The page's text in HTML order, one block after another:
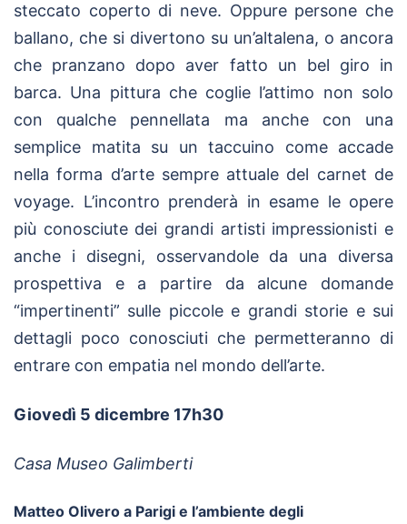
steccato coperto di neve. Oppure persone che
ballano, che si divertono su un’altalena, o ancora
che pranzano dopo aver fatto un bel giro in
barca. Una pittura che coglie l’attimo non solo
con qualche pennellata ma anche con una
semplice matita su un taccuino come accade
nella forma d’arte sempre attuale del carnet de
voyage. L’incontro prenderà in esame le opere
più conosciute dei grandi artisti impressionisti e
anche i disegni, osservandole da una diversa
prospettiva e a partire da alcune domande
“impertinenti” sulle piccole e grandi storie e sui
dettagli poco conosciuti che permetteranno di
entrare con empatia nel mondo dell’arte.
Giovedì 5 dicembre 17h30
Casa Museo Galimberti
Matteo Olivero a Parigi e l’ambiente degli